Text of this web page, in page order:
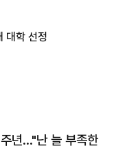
대학 선정
년…"난 늘 부족한